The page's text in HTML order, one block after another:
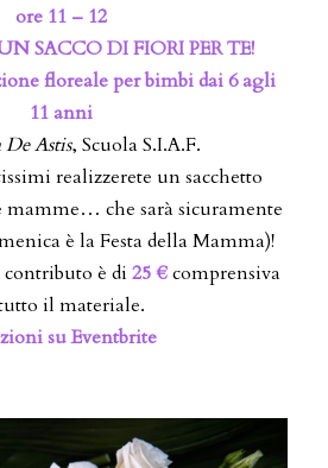
ore 11 – 12
SACCO DI FIORI PER TE!
floreale per bimbi dai 6 agli
11 anni
De Astis, Scuola S.I.A.F.
realizzerete un sacchetto
mamme… che sarà sicuramente
è la Festa della Mamma)!
è di 25 €comprensiva
il materiale.
su Eventbrite